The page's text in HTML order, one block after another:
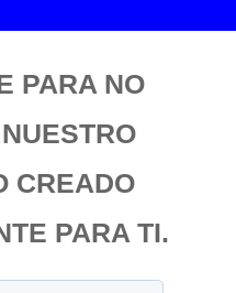
PARA NO
CREADO
PARA TI.